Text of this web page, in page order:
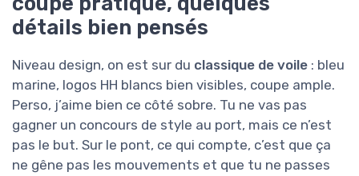
détails bien pensés
Niveau design, on est sur du classique de voile : bleu
marine, logos HH blancs bien visibles, coupe ample.
Perso, j’aime bien ce côté sobre. Tu ne vas pas
gagner un concours de style au port, mais ce n’est
pas le but. Sur le pont, ce qui compte, c’est que ça
ne gêne pas les mouvements et que tu ne passes